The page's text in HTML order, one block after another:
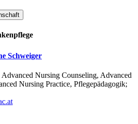
Schweiger
Nursing Counseling, Advanced
Nursing Practice, Pflegepädagogik;